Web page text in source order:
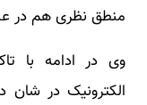
منطق نظری هم در
وی در ادامه با
الکترونیک در